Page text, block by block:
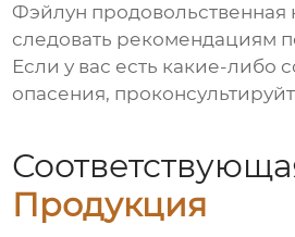
Фэйлун продовольственная
следовать рекомендациям
Если у вас есть какие-либо
опасения,
Продукция